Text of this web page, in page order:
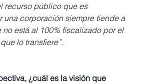
recurso público que es
una corporación siempre tiende a
no está al 100% fiscalizado por el
lo transfiere”.
¿cuál es la visión que